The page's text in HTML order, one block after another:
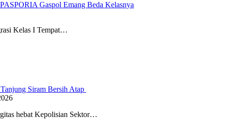
Gaspol Emang Beda Kelasnya
Kelas I Tempat…
Siram Bersih Atap
hebat Kepolisian Sektor…